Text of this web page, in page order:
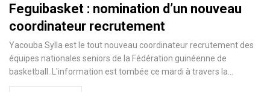
Feguibasket : nomination d’un nouveau
coordinateur recrutement
Yacouba Sylla est le tout nouveau coordinateur recrutement des
équipes nationales seniors de la Fédération guinéenne de
basketball. L'information est tombée ce mardi à travers la…